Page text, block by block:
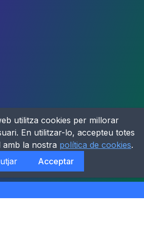
utilitza cookies per millorar
En utilitzar-lo, accepteu totes
amb la nostra política de cookies.
Acceptar